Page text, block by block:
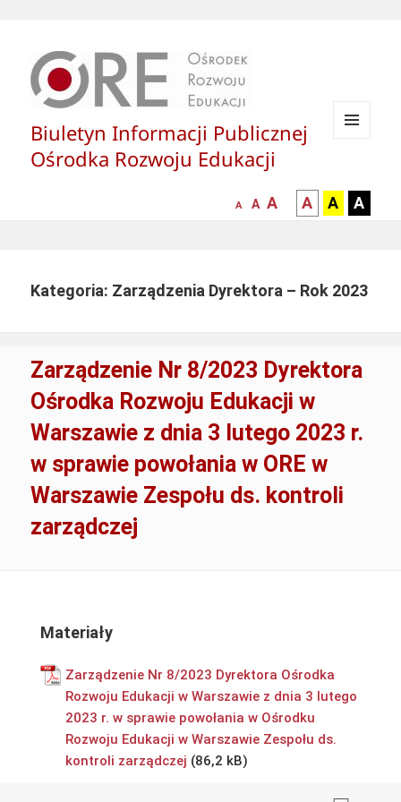
Biuletyn Informacji Publicznej
Ośrodka Rozwoju Edukacji
mniejsza
A
normalna
A
większa-
czcionka
A
kontrast
czarny
tle
A
kontrast
czarny
tle
A
żółty
tle
A
Kategoria: Zarządzenia Dyrektora – Rok 2023
Zarządzenie Nr 8/2023 Dyrektora
Ośrodka Rozwoju Edukacji w
Warszawie z dnia 3 lutego 2023 r.
w sprawie powołania w ORE w
Warszawie Zespołu ds. kontroli
zarządczej
Materiały
Zarządzenie Nr 8/2023 Dyrektora Ośrodka
Rozwoju Edukacji w Warszawie z dnia 3 lutego
2023 r. w sprawie powołania w Ośrodku
Rozwoju Edukacji w Warszawie Zespołu ds.
kontroli zarządczej